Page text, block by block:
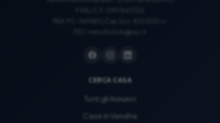
CERCA CASA
Tutti gli Annunci
Case in Vendita